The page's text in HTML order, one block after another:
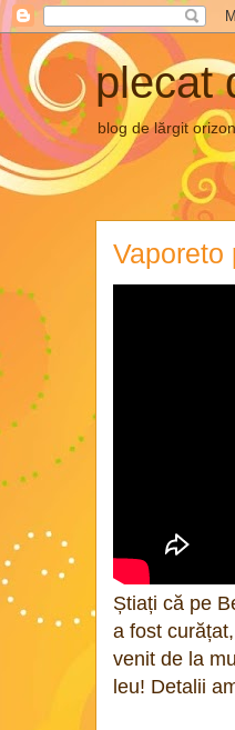
plecat
blog de lărgit
Vaporeto
Știați că pe
a fost
venit de la
leu! Detalii